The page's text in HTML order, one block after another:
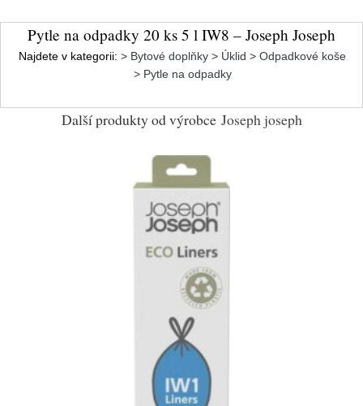
Pytle na odpadky 20 ks 5 l IW8 – Joseph Joseph
Najdete v kategorii: > Bytové doplňky > Úklid > Odpadkové koše
> Pytle na odpadky
Další produkty od výrobce Joseph joseph